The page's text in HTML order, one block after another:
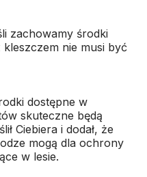
zachowamy środki
nie musi być
dostępne w
skuteczne będą
Ciebiera i dodał, że
mogą dla ochrony
w lesie.